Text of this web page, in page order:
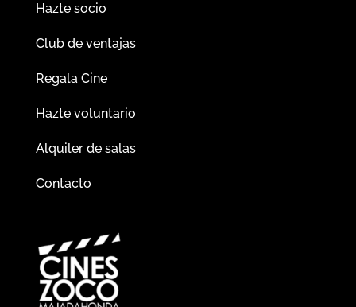
Hazte socio
Club de ventajas
Regala Cine
Hazte voluntario
Alquiler de salas
Contacto